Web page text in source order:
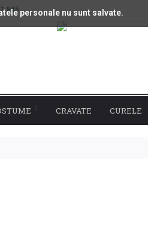
845
CRAVATE CURELE
personale nu sunt salvate.